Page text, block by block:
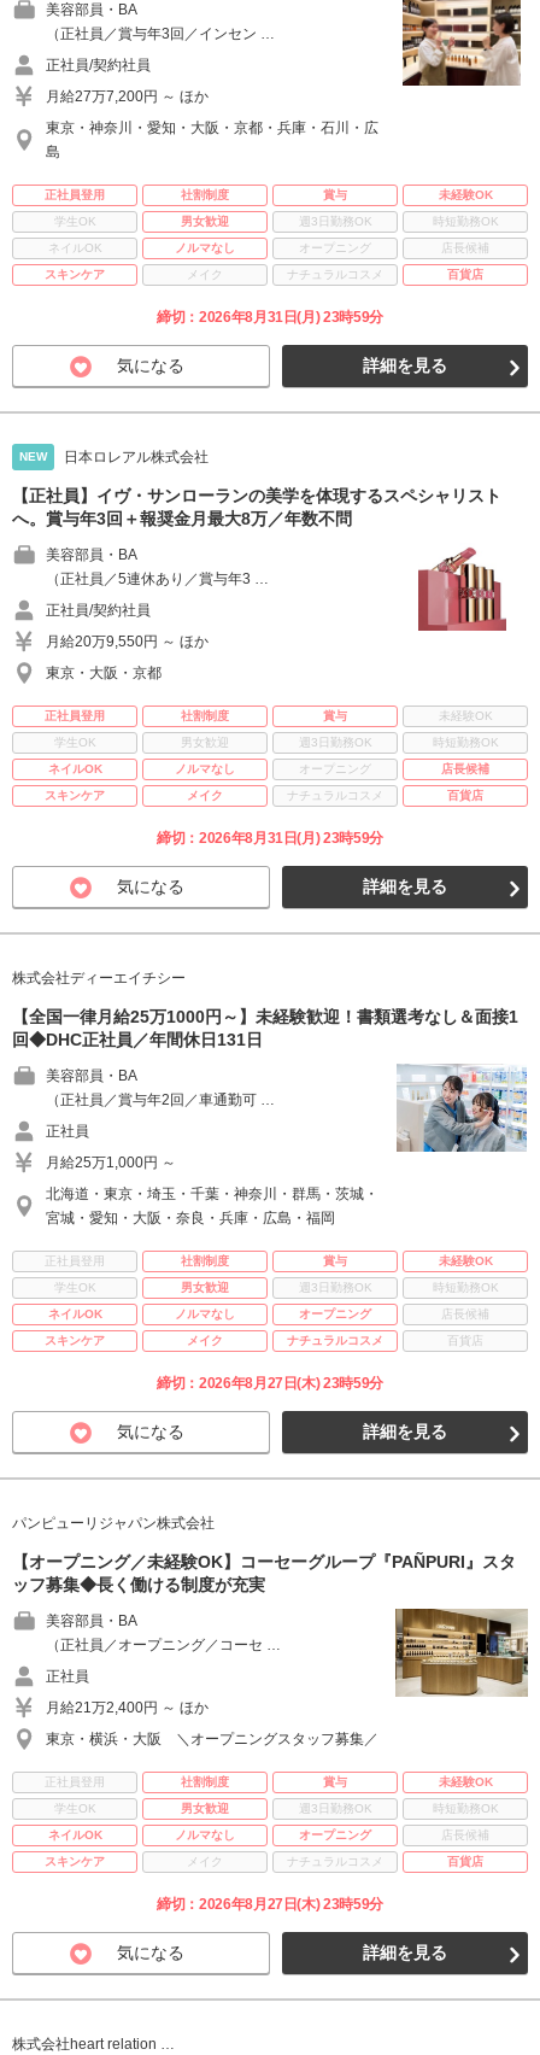
美容部員・BA
（正社員／賞与年3回／インセン …
正社員/契約社員
月給27万7,200円 ～ ほか
東京・神奈川・愛知・大阪・京都・兵庫・石川・広
島
正社員登用 社割制度 賞与
未経験OK
学生OK
男女歓迎 週3日勤務OK
時短勤務OK
ネイルOK
ノルマなし オープニング
店長候補
スキンケア
メイク ナチュラルコスメ 百貨店
締切：2026年8月31日(月) 23時59分
気になる 詳細を見る
NEW 日本ロレアル株式会社
【正社員】イヴ・サンローランの美学を体現するスペシャリスト
へ。賞与年3回＋報奨金月最大8万／年数不問
美容部員・BA
（正社員／5連休あり／賞与年3 …
正社員/契約社員
月給20万9,550円 ～ ほか
東京・大阪・京都
正社員登用 社割制度 賞与
未経験OK
学生OK
男女歓迎 週3日勤務OK
時短勤務OK
ネイルOK
ノルマなし オープニング
店長候補
スキンケア
メイク ナチュラルコスメ 百貨店
締切：2026年8月31日(月) 23時59分
気になる 詳細を見る
株式会社ディーエイチシー
【全国一律月給25万1000円～】未経験歓迎！書類選考なし＆面接1
回◆DHC正社員／年間休日131日
美容部員・BA
（正社員／賞与年2回／車通勤可 …
正社員
月給25万1,000円 ～
北海道・東京・埼玉・千葉・神奈川・群馬・茨城・
宮城・愛知・大阪・奈良・兵庫・広島・福岡
正社員登用 社割制度 賞与
未経験OK
学生OK
男女歓迎 週3日勤務OK
時短勤務OK
ネイルOK
ノルマなし オープニング
店長候補
スキンケア
メイク ナチュラルコスメ 百貨店
締切：2026年8月27日(木) 23時59分
気になる 詳細を見る
パンピューリジャパン株式会社
【オープニング／未経験OK】コーセーグループ『PAÑPURI』スタ
ッフ募集◆長く働ける制度が充実
美容部員・BA
（正社員／オープニング／コーセ …
正社員
月給21万2,400円 ～ ほか
東京・横浜・大阪 ＼オープニングスタッフ募集／
正社員登用 社割制度 賞与
未経験OK
学生OK
男女歓迎 週3日勤務OK
時短勤務OK
ネイルOK
ノルマなし オープニング
店長候補
スキンケア
メイク ナチュラルコスメ 百貨店
締切：2026年8月27日(木) 23時59分
気になる 詳細を見る
株式会社heart relation …